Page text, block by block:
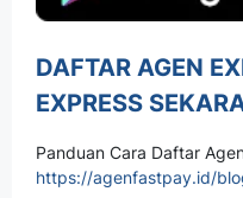
DAFTAR AGEN
EXPRESS
Panduan Cara Daftar
https://agenfastpay.id/